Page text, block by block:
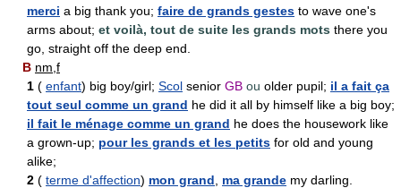
merci a big thank you; faire de grands gestes to wave one's
arms about; et voilà, tout de suite les grands mots there you
go, straight off the deep end.
B nm,f
1 ( enfant) big boy/girl; Scol senior GB ou older pupil; il a fait ça
tout seul comme un grand he did it all by himself like a big boy;
il fait le ménage comme un grand he does the housework like
a grown-up; pour les grands et les petits for old and young
alike;
2 ( terme d'affection) mon grand ma grande my darling.